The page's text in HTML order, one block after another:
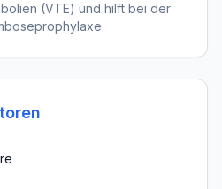
(VTE) und hilft bei der